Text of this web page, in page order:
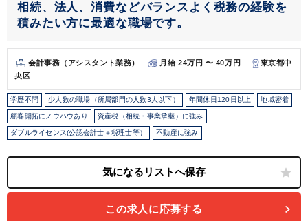
相続、法人、消費などバランスよく税務の経験を
積みたい方に最適な職場です。
会計事務（アシスタント業務） 月給 24万円 〜 40万円
東京都中
央区
学歴不問 少人数の職場（所属部門の人数3人以下） 年間休日120日以上 地域密着
顧客開拓にノウハウあり 資産税（相続・事業承継）に強み
ダブルライセンス(公認会計士＋税理士等） 不動産に強み
この求人に応募する